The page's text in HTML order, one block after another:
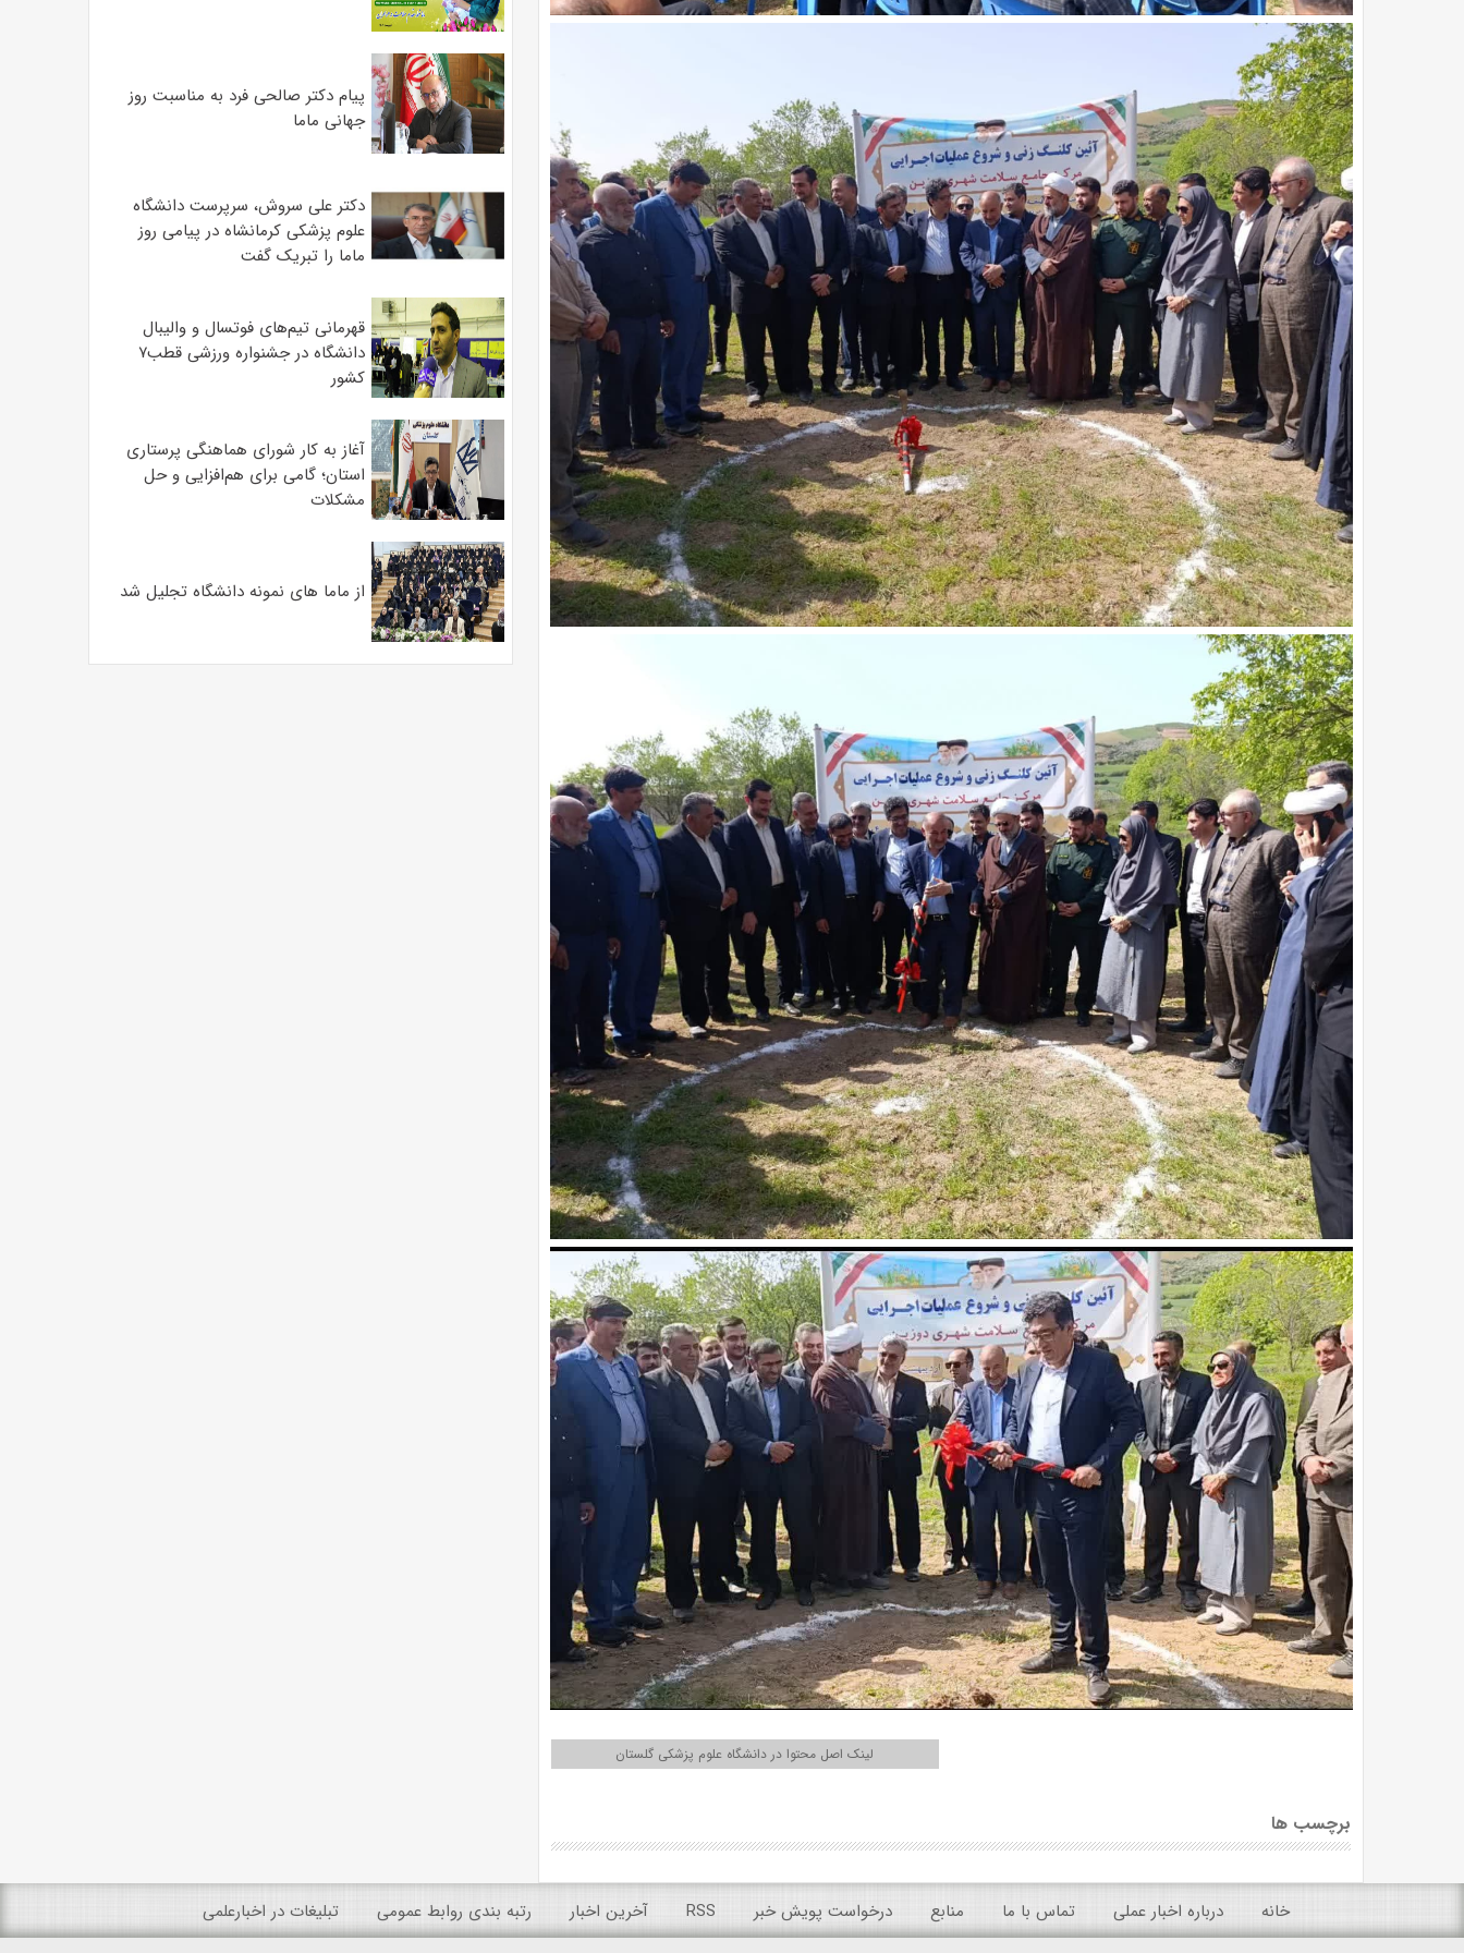
لینک اصل محتوا در دانشگاه علوم پزشکی گلستان
برچسب ها
پیام دکتر صالحی فرد به مناسبت روز
جهانی ماما
دکتر علی سروش، سرپرست دانشگاه
علوم پزشکی کرمانشاه در پیامی روز
ماما را تبریک گفت
قهرمانی تیم‌های فوتسال و والیبال
دانشگاه در جشنواره ورزشی قطب۷
کشور
آغاز به کار شورای هماهنگی پرستاری
استان؛ گامی برای هم‌افزایی و حل
مشکلات
از ماما های نمونه دانشگاه تجلیل شد
خانه درباره اخبار عملی تماس با ما منابع درخواست پویش خبر RSS آخرین اخبار رتبه بندی روابط عمومی تبلیغات در اخبارعلمی